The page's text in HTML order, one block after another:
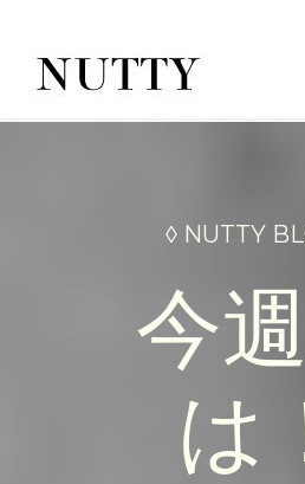
content
NUTTY
NUTTY
◊ NUTTY
今
は